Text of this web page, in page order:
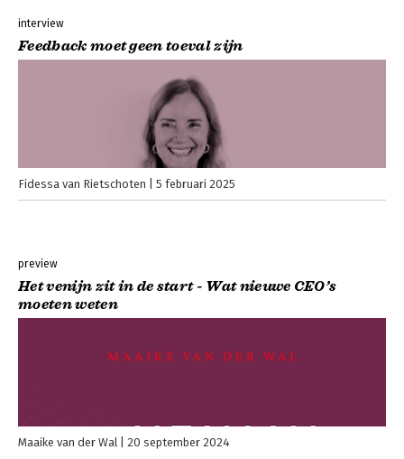
interview
Feedback moet geen toeval zijn
Fidessa van Rietschoten 5 februari 2025
preview
Het venijn zit in de start - Wat nieuwe CEO’s
moeten weten
Maaike van der Wal 20 september 2024